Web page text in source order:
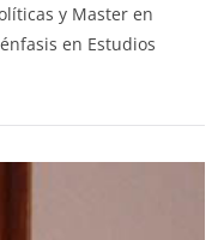
y Master en
en Estudios